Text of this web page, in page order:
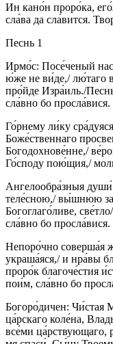
Ин кано́н проро́ка,
сла́ва да сла́вится.
Песнь 1
Ирмо́с: Посе́ченый
ю́же не ви́де,/ лю́таго
про́йде Изра́иль./
сла́вно бо просла́вися.
Го́рнему ли́ку
Боже́ственнаго
Богодохнове́нне,/
Го́споду пою́щия,/
Ангелообра́зныя
теле́сною,/ вы́шнюю
Богоглаго́ливе,
сла́вно бо просла́вися.
Непоро́чно соверша́я
украша́яся,/ и нра́вы
проро́к благоче́стия
пои́м, сла́вно бо
Богоро́дичен: Чи́стая
ца́рскаго коле́на,
все́ми ца́рствующаго,